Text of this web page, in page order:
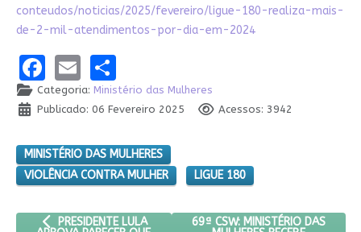
conteudos/noticias/2025/fevereiro/ligue-180-realiza-mais-
de-2-mil-atendimentos-por-dia-em-2024
Facebook
EmailShare
Categoria: Ministério das Mulheres
Publicado: 06 Fevereiro 2025
Acessos: 3942
MINISTÉRIO DAS MULHERES
VIOLÊNCIA CONTRA MULHER
LIGUE 180
ARTIGO ANTERIOR: PRESIDENTE LULA APROVA PARECER QUE
PRESIDENTE LULA
PRÓXIMO ARTIGO: 69ª CSW:
69ª CSW: MINISTÉRIO DAS